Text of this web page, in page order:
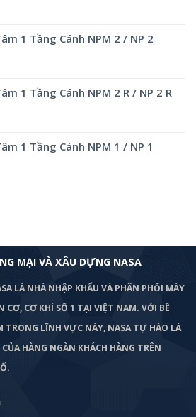
1 Tầng Cánh NPM 2 / NP 2
1 Tầng Cánh NPM 2 R / NP 2 R
1 Tầng Cánh NPM 1 / NP 1
MẠI VÀ XÂU DỰNG NASA
LÀ NHÀ NHẬP KHẨU VÀ PHÂN PHỐI MÁY
CƠ, CƠ KHÍ SỐ 1 TẠI VIỆT NAM. VỚI BỀ
TRONG LĨNH VỰC NÀY, NASA TỰ HÀO LÀ
HÀNG NGÀN KHÁCH HÀNG TRÊN